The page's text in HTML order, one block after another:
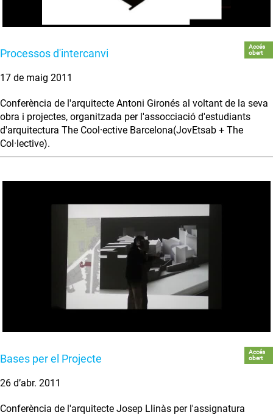
Processos d'intercanvi
Accés
obert
17 de maig 2011
Conferència de l'arquitecte Antoni Gironés al voltant de la seva
obra i projectes, organitzada per l'assocciació d'estudiants
d'arquitectura The Cool·ective Barcelona(JovEtsab + The
Col·lective).
Bases per el Projecte
Accés
obert
26 d’abr. 2011
Conferència de l'arquitecte Josep Llinàs per l'assignatura